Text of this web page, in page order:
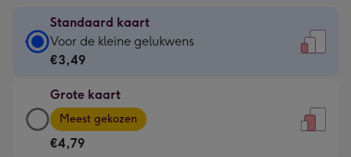
Standaard kaart
Standaard
kaart
€3,49
-
Voor
Voor de kleine gelukwens
€3,49
Grote kaart
Grote
kaart
-
Meest gekozen
€4,79